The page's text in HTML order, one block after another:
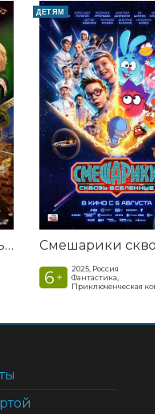
Последний богатырь. Колобок
ДЕТЯМ
6 +
2025, Россия
Фантастика,
Приключенческая